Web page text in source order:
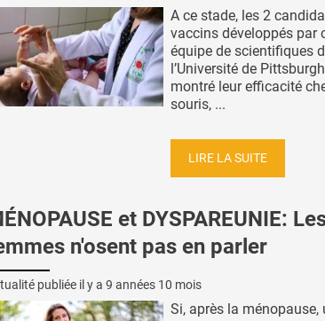
A ce stade, les 2
vaccins développés par
équipe de scientifiques
l’Université de
montré leur efficacité
souris, ...
LIRE LA SUITE
et DYSPAREUNIE:
n'osent pas en parler
publiée il y a 9 années 10 mois
Si, après la ménopause,